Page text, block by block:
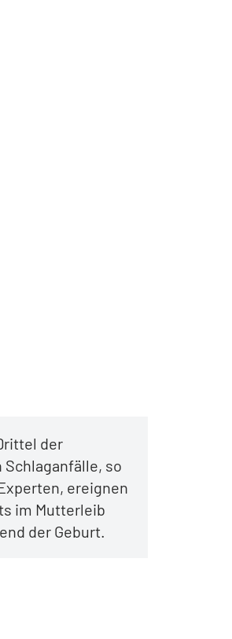
der
so
ereignen
im Mutterleib
der Geburt.